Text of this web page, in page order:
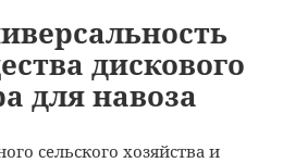
дискового
для навоза
сельского хозяйства и